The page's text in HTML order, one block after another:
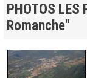
PHOTOS
Romanche"